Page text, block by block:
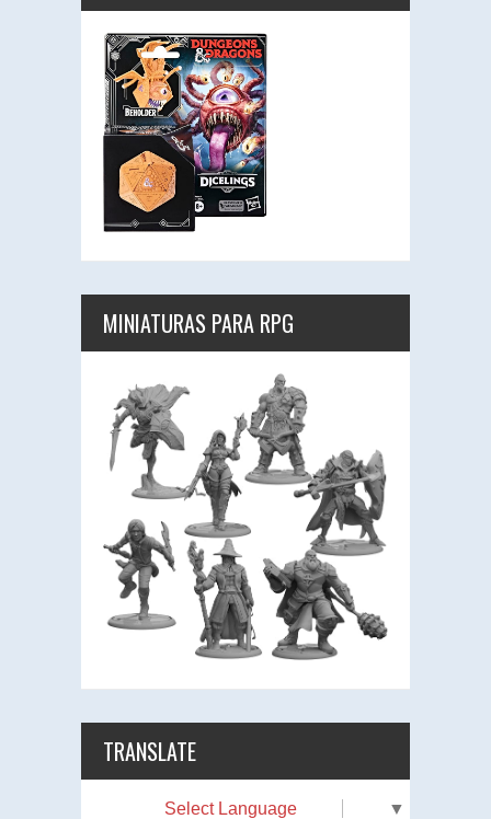
MINIATURAS PARA RPG
TRANSLATE
Select Language ▼